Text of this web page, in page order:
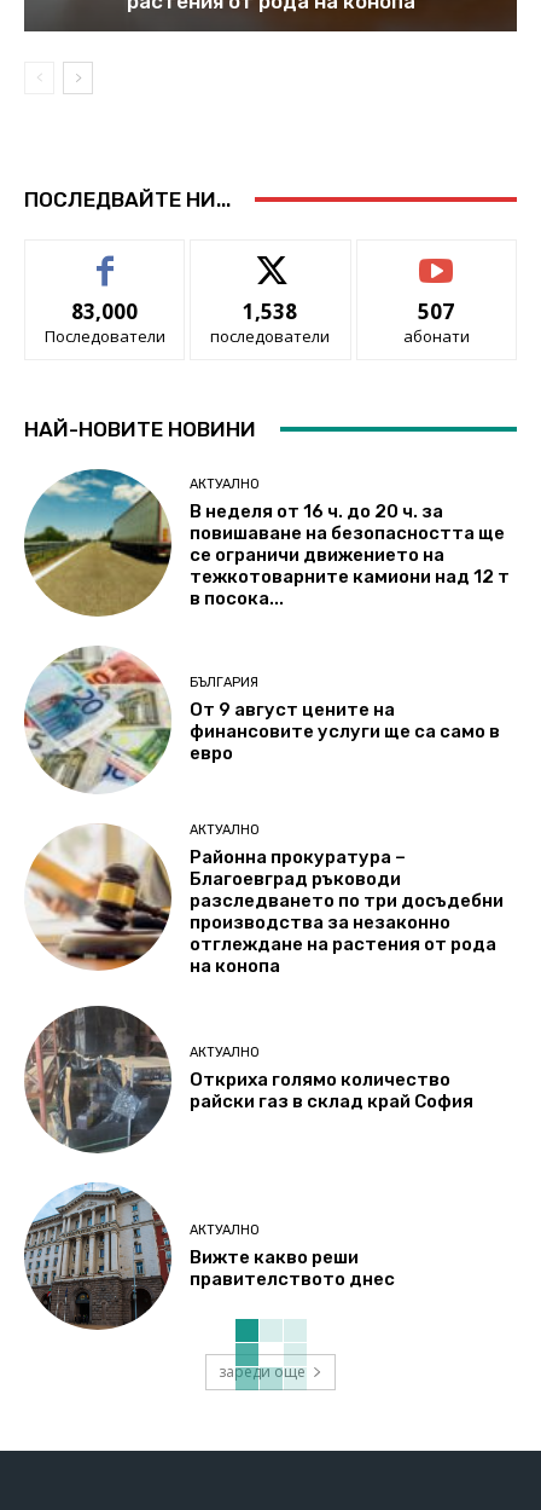
ПОСЛЕДВАЙТЕ НИ...
83,000
Последователи
1,538
последователи
507
абонати
НАЙ-НОВИТЕ НОВИНИ
АКТУАЛНО
В неделя от 16 ч. до 20 ч. за
повишаване на безопасността ще
се ограничи движението на
тежкотоварните камиони над 12 т
в посока...
БЪЛГАРИЯ
От 9 август цените на
финансовите услуги ще са само в
евро
АКТУАЛНО
Районна прокуратура –
Благоевград ръководи
разследването по три досъдебни
производства за незаконно
отглеждане на растения от рода
на конопа
АКТУАЛНО
Откриха голямо количество
райски газ в склад край София
АКТУАЛНО
Вижте какво реши
правителството днес
зареди още